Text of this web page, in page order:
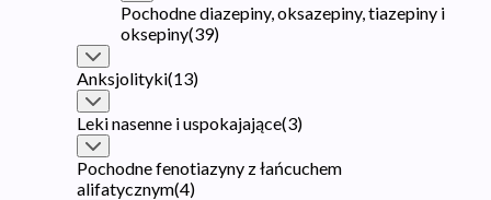
Pochodne diazepiny, oksazepiny, tiazepiny i
oksepiny(39)
Anksjolityki(13)
Leki nasenne i uspokajające(3)
Pochodne fenotiazyny z łańcuchem
alifatycznym(4)